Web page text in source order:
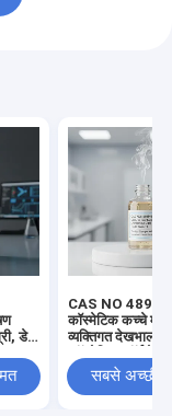
डेटा
CAS NO
कॉस्मेटिक कच्चे
व्यक्तिगत देखभाल
गंध और व्यापार शब्द
विश्वसनीय घटक
सबसे अच्छी